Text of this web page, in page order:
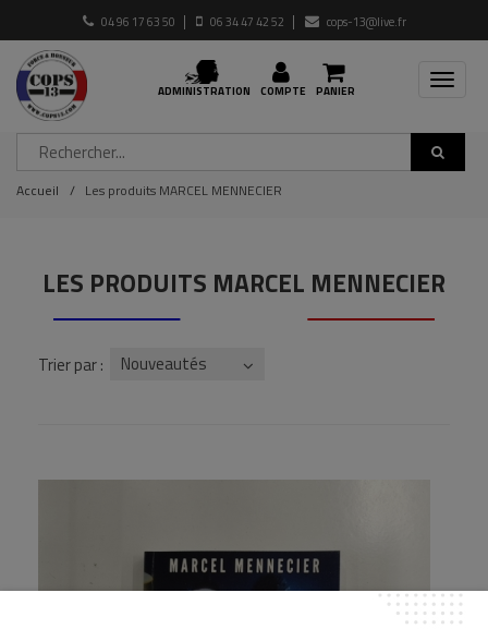
04 96 17 63 50 06 34 47 42 52 cops-13@live.fr
PANIER
COMPTE
ADMINISTRATION
Toggle
Accueil Les produits MARCEL MENNECIER
LES PRODUITS MARCEL MENNECIER
Trier par : Nouveautés